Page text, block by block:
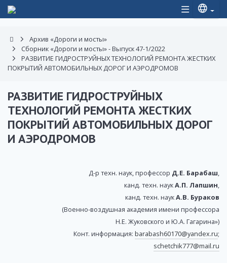
Архив «Дороги и мосты»
Сборник «Дороги и мосты» - Выпуск 47-1/2022
РАЗВИТИЕ ГИДРОСТРУЙНЫХ ТЕХНОЛОГИЙ РЕМОНТА ЖЕСТКИХ
ПОКРЫТИЙ АВТОМОБИЛЬНЫХ ДОРОГ И АЭРОДРОМОВ
РАЗВИТИЕ ГИДРОСТРУЙНЫХ
ТЕХНОЛОГИЙ РЕМОНТА ЖЕСТКИХ
ПОКРЫТИЙ АВТОМОБИЛЬНЫХ ДОРОГ
И АЭРОДРОМОВ
Д-р техн. наук, профессор Д.Е. Барабаш
канд. техн. наукА.П. Лапшин
канд. техн. наукА.В. Бураков
(Военно-воздушная академия имени профессора
Н.Е. Жуковского и Ю.А. Гагарина»)
Конт. информация: barabash60170@yandex.ru;
schetchik777@mail.ru